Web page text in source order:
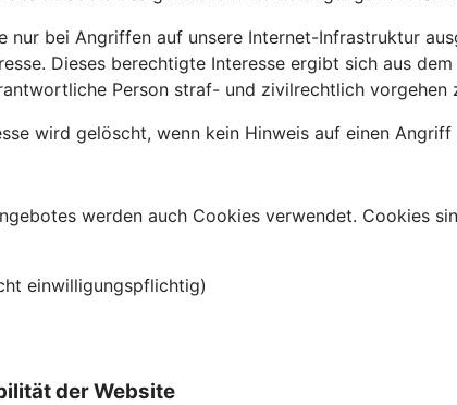
nur bei Angriffen auf unsere Internet-Infrastruktur
Dieses berechtigte Interesse ergibt sich aus
Person straf- und zivilrechtlich
wird gelöscht, wenn kein Hinweis auf einen
werden auch Cookies verwendet. Cookies
einwilligungspflichtig)
der Website